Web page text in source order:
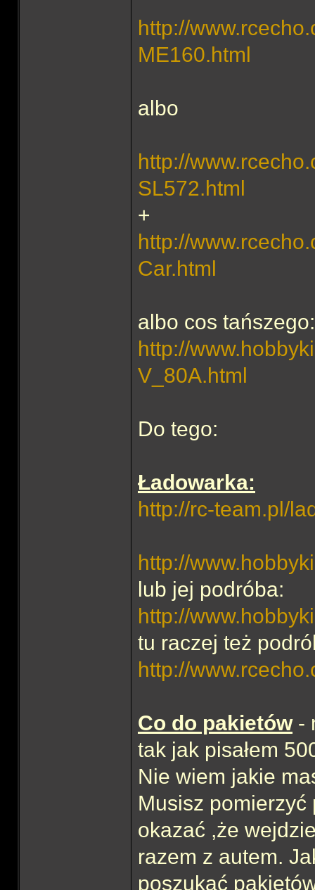
http://
ME160.html
albo
http://
SL572.html
+
http://
Car.html
albo cos tańszego:
http://
V_80A.html
Do tego:
Ładowarka:
http://rc-team.pl/
http://
lub jej podróba:
http://
tu raczej też
http://
Co do pakietów-
tak jak pisałem
Nie wiem jakie
Musisz
okazać ,że
razem z autem.
poszukać